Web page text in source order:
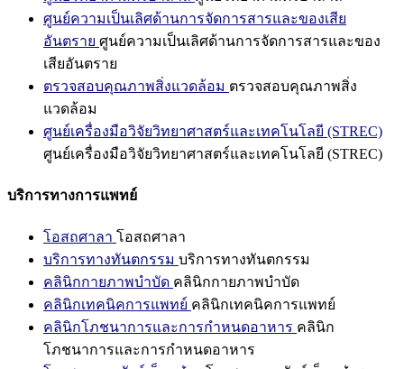
ศูนย์ความเป็นเลิศด้านการจัดการสารและของเสีย
อันตราย ศูนย์ความเป็นเลิศด้านการจัดการสารและของ
เสียอันตราย
ตรวจสอบคุณภาพสิ่งแวดล้อม ตรวจสอบคุณภาพสิ่ง
แวดล้อม
ศูนย์เครื่องมือวิจัยวิทยาศาสตร์และเทคโนโลยี (STREC)
ศูนย์เครื่องมือวิจัยวิทยาศาสตร์และเทคโนโลยี (STREC)
บริการทางการแพทย์
โอสถศาลา โอสถศาลา
บริการทางทันตกรรม บริการทางทันตกรรม
คลินิกกายภาพบำบัด คลินิกกายภาพบำบัด
คลินิกเทคนิคการแพทย์ คลินิกเทคนิคการแพทย์
คลินิกโภชนาการและการกำหนดอาหาร คลินิก
โภชนาการและการกำหนดอาหาร